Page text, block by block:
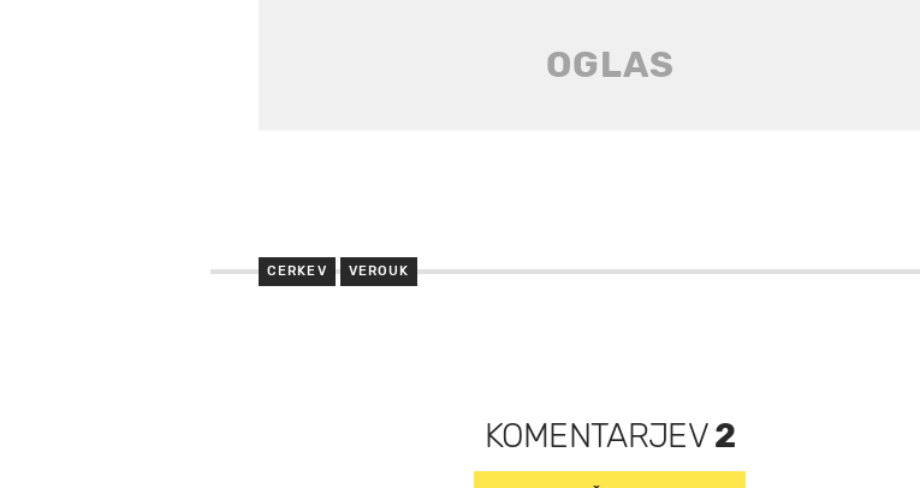
CERKEV VEROUK
KOMENTARJEV2